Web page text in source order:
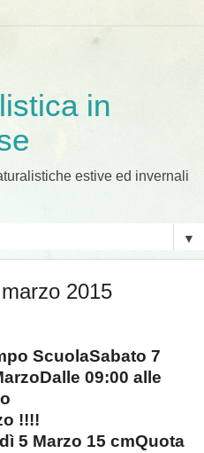
in
estive ed invernali
▼
2015
ScuolaSabato 7
Dalle 09:00 alle
!!!!
5 Marzo 15 cmQuota